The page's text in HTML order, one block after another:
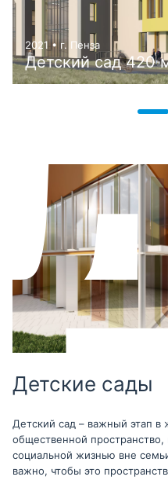
2021 • г. Пенза
Детский сад 420
Детские сады
Детский сад – важный этап в
общественной
социальной жизнью вне
важно, чтобы это